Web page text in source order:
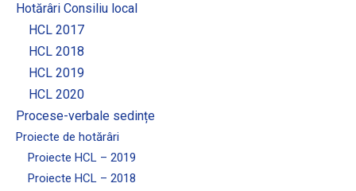
Hotărâri Consiliu local
HCL 2017
HCL 2018
HCL 2019
HCL 2020
Procese-verbale sedințe
Proiecte de hotărâri
Proiecte HCL – 2019
Proiecte HCL – 2018